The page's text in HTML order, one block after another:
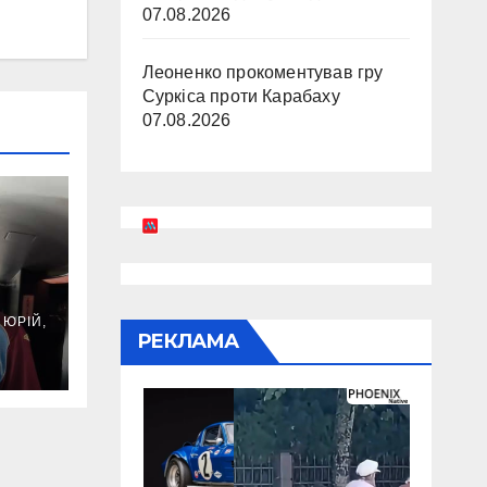
07.08.2026
Леоненко прокоментував гру
Суркіса проти Карабаху
07.08.2026
РЕКЛАМА